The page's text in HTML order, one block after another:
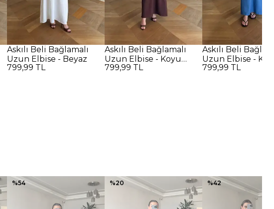
Askılı Beli Bağlamalı
Uzun Elbise - Beyaz
799,99 TL
Askılı Beli Bağlamalı
Uzun Elbise - Koyu
Kahverengi
799,99 TL
Askılı Beli
Uzun Elbise -
799,99 TL
%54 %20 %42